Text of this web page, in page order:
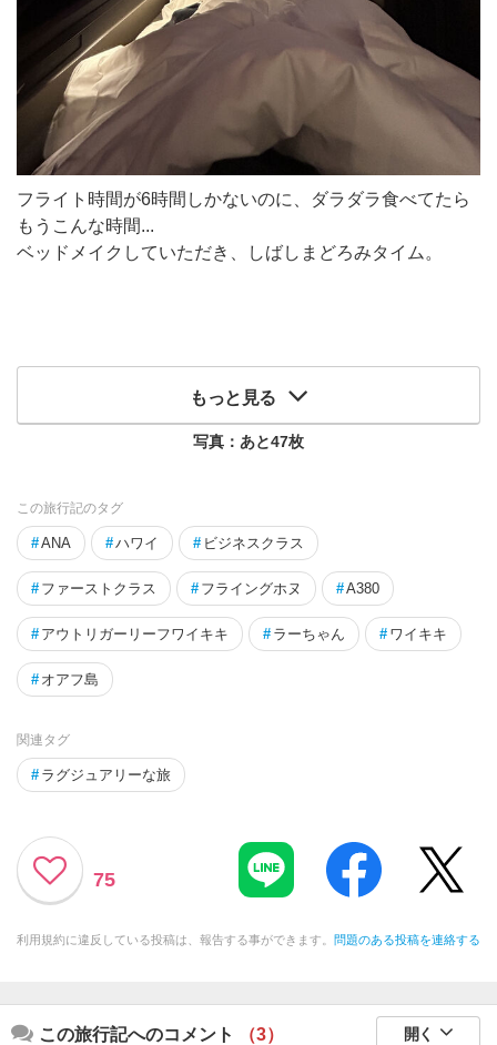
フライト時間が6時間しかないのに、ダラダラ食べてたら
もうこんな時間...
ベッドメイクしていただき、しばしまどろみタイム。
もっと見る
写真：あと47枚
この旅行記のタグ
#ANA #ハワイ # ビジネスクラス
# ファーストクラス # フライングホヌ #A380
# アウトリガーリーフワイキキ # ラーちゃん # ワイキキ
# オアフ島
関連タグ
# ラグジュアリーな旅
75
利用規約に違反している投稿は、報告する事ができます。 問題のある投稿を連絡する
この旅行記へのコメント （3） 開く